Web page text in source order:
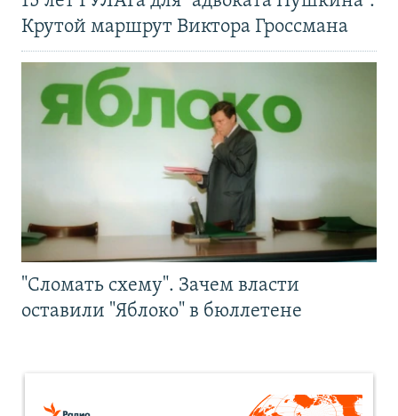
Крутой маршрут Виктора Гроссмана
"Сломать схему". Зачем власти
оставили "Яблоко" в бюллетене